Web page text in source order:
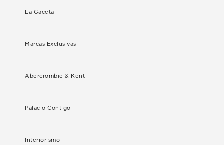
La Gaceta
Marcas Exclusivas
Abercrombie & Kent
Palacio Contigo
Interiorismo